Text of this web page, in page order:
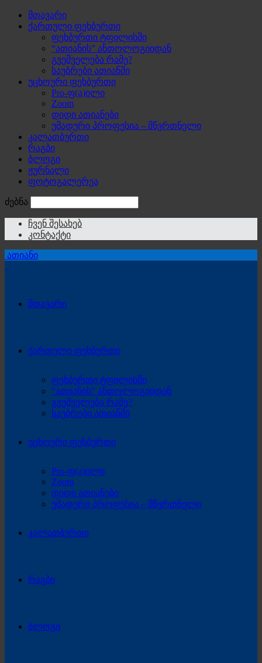
მთავარი
ქართული ფეხბურთი
ფეხბურთი ტფილისში
“ათიანის” ანთოლოგიიდან
გვეშველება რამე?
საუბრები ათიანში
უცხოური ფეხბურთი
Pro-ფ(ა)ილი
Zoom
დიდი ათიანები
უმადური პროფესია – მწვრთნელი
კალათბურთი
რაგბი
ბლოგი
ჟურნალი
ფოტოგალერეა
ძებნა
ჩვენ შესახებ
კონტაქტი
ათიანი
მთავარი
ქართული ფეხბურთი
ფეხბურთი ტფილისში
“ათიანის” ანთოლოგიიდან
გვეშველება რამე?
საუბრები ათიანში
უცხოური ფეხბურთი
Pro-ფ(ა)ილი
Zoom
დიდი ათიანები
უმადური პროფესია – მწვრთნელი
კალათბურთი
რაგბი
ბლოგი